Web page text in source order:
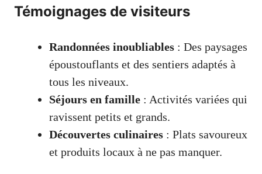
Témoignages de visiteurs
Randonnées inoubliables : Des paysages
époustouflants et des sentiers adaptés à
tous les niveaux.
Séjours en famille : Activités variées qui
ravissent petits et grands.
Découvertes culinaires : Plats savoureux
et produits locaux à ne pas manquer.